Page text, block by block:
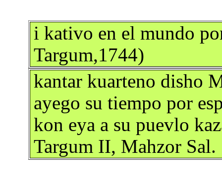
i kativo en el mundo
Targum,1744)
kantar kuarteno disho
ayego su tiempo por
kon eya a su puevlo
Targum II, Mahzor Sal.